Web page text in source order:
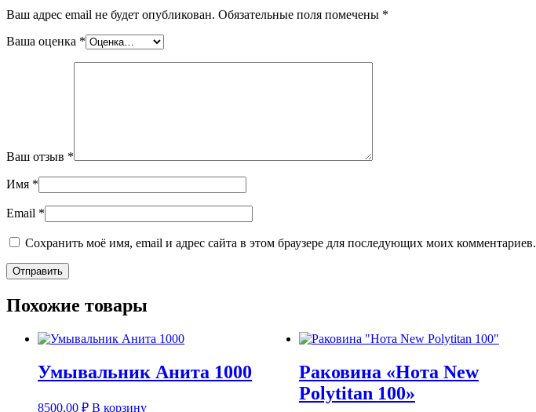
Ваш адрес email не будет опубликован. Обязательные поля помечены *
Ваша оценка *
Ваш отзыв *
Имя *
Email *
Сохранить моё имя, email и адрес сайта в этом браузере для последующих моих комментариев.
Похожие товары
Умывальник Анита 1000
8500,00 ₽ В корзину
Раковина «Нота New
Polytitan 100»